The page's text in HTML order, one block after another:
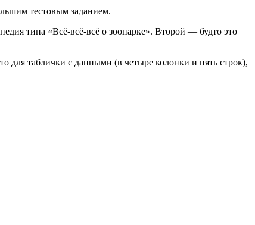
тестовым заданием.
типа «Всё-всё-всё о зоопарке». Второй — будто это
для таблички с данными (в четыре колонки и пять строк),